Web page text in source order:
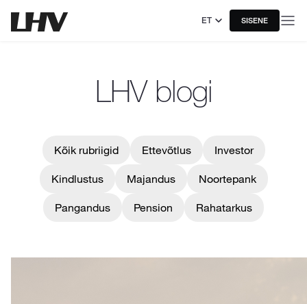
ET SISENE
LHV blogi
Kõik rubriigid Ettevõtlus Investor
Kindlustus Majandus Noortepank
Pangandus Pension Rahatarkus